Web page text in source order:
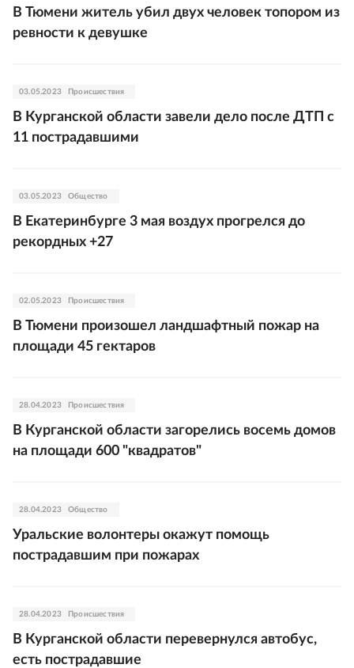
В Тюмени житель убил двух человек топором из
ревности к девушке
03.05.2023 Происшествия
В Курганской области завели дело после ДТП с
11 пострадавшими
03.05.2023 Общество
В Екатеринбурге 3 мая воздух прогрелся до
рекордных +27
02.05.2023 Происшествия
В Тюмени произошел ландшафтный пожар на
площади 45 гектаров
28.04.2023 Происшествия
В Курганской области загорелись восемь домов
на площади 600 "квадратов"
28.04.2023 Общество
Уральские волонтеры окажут помощь
пострадавшим при пожарах
28.04.2023 Происшествия
В Курганской области перевернулся автобус,
есть пострадавшие